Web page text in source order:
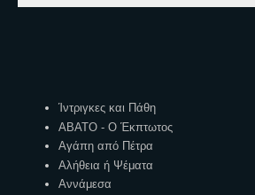
Ίντριγκες και Πάθη
ΑΒΑΤΟ - Ο Έκπτωτος
Αγάπη από Πέτρα
Αλήθεια ή Ψέματα
Αννάμεσα